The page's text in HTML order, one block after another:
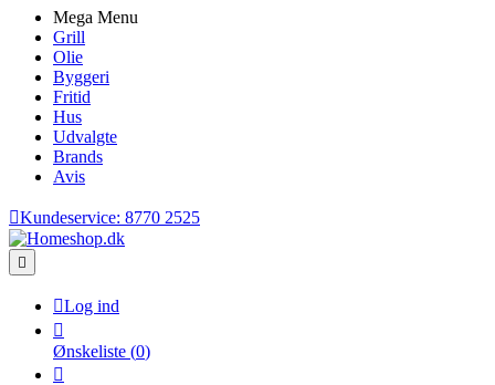
Mega Menu
Grill
Olie
Byggeri
Fritid
Hus
Udvalgte
Brands
Avis
Kundeservice: 8770 2525

Log ind

Ønskeliste (0)
